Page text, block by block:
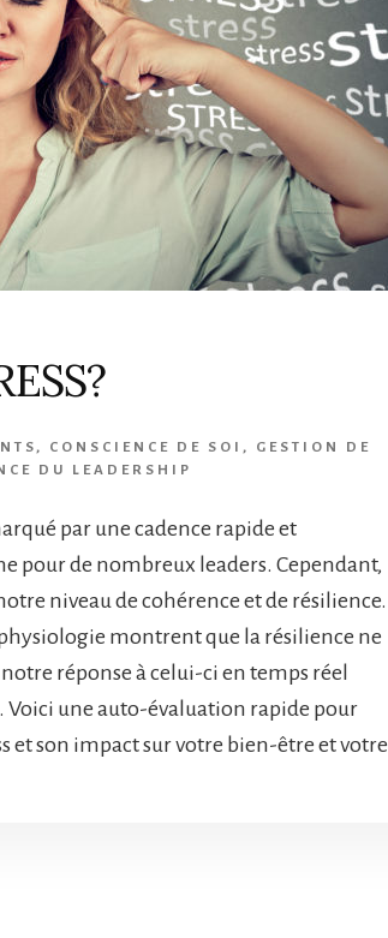
, CONSCIENCE DE SOI , GESTION DE
DU LEADERSHIP
par une cadence rapide et
pour de nombreux leaders. Cependant,
niveau de cohérence et de résilience.
montrent que la résilience ne
réponse à celui-ci en temps réel
Voici une auto-évaluation rapide pour
et son impact sur votre bien-être et votre